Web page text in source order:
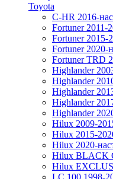
Toyota
C-HR 2016-
Fortuner 2011-
Fortuner 2015-
Fortuner 2020-
Fortuner TRD
Highlander
Highlander
Highlander
Highlander
Highlander
Hilux 2009-
Hilux 2015-
Hilux 2020-
Hilux BLACK
Hilux
LC 100 1998-